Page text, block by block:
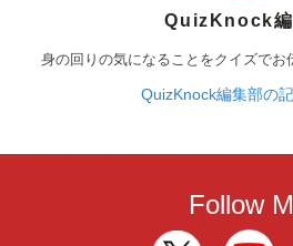
QuizKnock編
身の回りの気になることをクイズでお
QuizKnock編集部の
Follow